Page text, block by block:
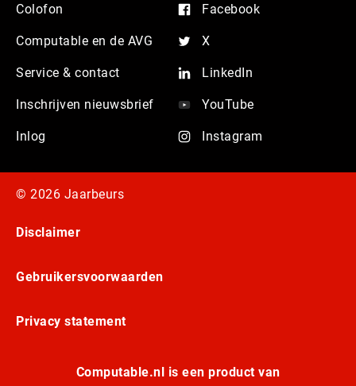
Colofon
Computable en de AVG
Service & contact
Inschrijven nieuwsbrief
Inlog
Facebook
X
LinkedIn
YouTube
Instagram
© 2026 Jaarbeurs
Disclaimer
Gebruikersvoorwaarden
Privacy statement
Computable.nl is een product van